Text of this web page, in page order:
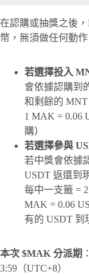
在認購或抽獎之後
幣，無須做任何動作
若選擇投入
會依據認購到
和剩餘的
1 MAK = 0.06
購）
若選擇參與
若中獎會依據
USDT 返還到
每中一支籤 =
MAK = 0.06
有的 USDT 到
本次 $MAK 分派期
3:59（UTC+8）